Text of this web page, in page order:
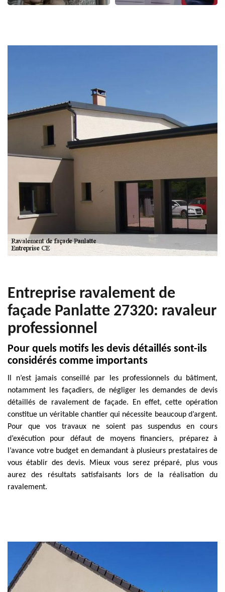
Entreprise ravalement de
façade Panlatte 27320: ravaleur
professionnel
Pour quels motifs les devis détaillés sont-ils
considérés comme importants
Il n’est jamais conseillé par les professionnels du bâtiment,
notamment les façadiers, de négliger les demandes de devis
détaillés de ravalement de façade. En effet, cette opération
constitue un véritable chantier qui nécessite beaucoup d’argent.
Pour que vos travaux ne soient pas suspendus en cours
d’exécution pour défaut de moyens financiers, préparez à
l’avance votre budget en demandant à plusieurs prestataires de
vous établir des devis. Mieux vous serez préparé, plus vous
aurez des résultats satisfaisants lors de la réalisation du
ravalement.